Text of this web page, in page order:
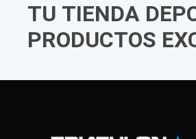
TU TIENDA
PRODUCTOS